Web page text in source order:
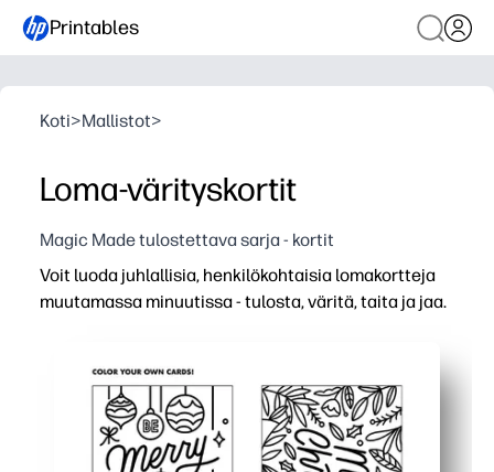
Printables
Koti>Mallistot>
Loma-värityskortit
Magic Made tulostettava sarja - kortit
Voit luoda juhlallisia, henkilökohtaisia lomakortteja
muutamassa minuutissa - tulosta, väritä, taita ja jaa.
Pitää lapset sitoutuneina - näytötön väritys, joka
Monikäyttöinen - käytä tervehdyksinä, lahjaportteina
Tee niin monta kuin tarvitset - koordinoidut mallit